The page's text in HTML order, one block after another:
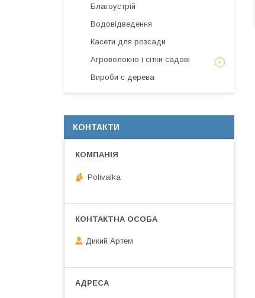
Благоустрій
Водовідведення
Касети для розсади
Агроволокно і сітки садові
Вироби с дерева
КОНТАКТИ
Polivalka
Дикий Артем